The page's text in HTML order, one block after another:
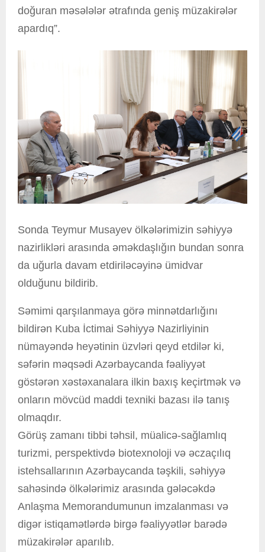
doğuran məsələlər ətrafında geniş müzakirələr
apardıq”.
Sonda Teymur Musayev ölkələrimizin səhiyyə
nazirlikləri arasında əməkdaşlığın bundan sonra
da uğurla davam etdiriləcəyinə ümidvar
olduğunu bildirib.
Səmimi qarşılanmaya görə minnətdarlığını
bildirən Kuba İctimai Səhiyyə Nazirliyinin
nümayəndə heyətinin üzvləri qeyd etdilər ki,
səfərin məqsədi Azərbaycanda fəaliyyət
göstərən xəstəxanalara ilkin baxış keçirtmək və
onların mövcüd maddi texniki bazası ilə tanış
olmaqdır.
Görüş zamanı tibbi təhsil, müalicə-sağlamlıq
turizmi, perspektivdə biotexnoloji və əczaçılıq
istehsallarının Azərbaycanda təşkili, səhiyyə
sahəsində ölkələrimiz arasında gələcəkdə
Anlaşma Memorandumunun imzalanması və
digər istiqamətlərdə birgə fəaliyyətlər barədə
müzakirələr aparılıb.